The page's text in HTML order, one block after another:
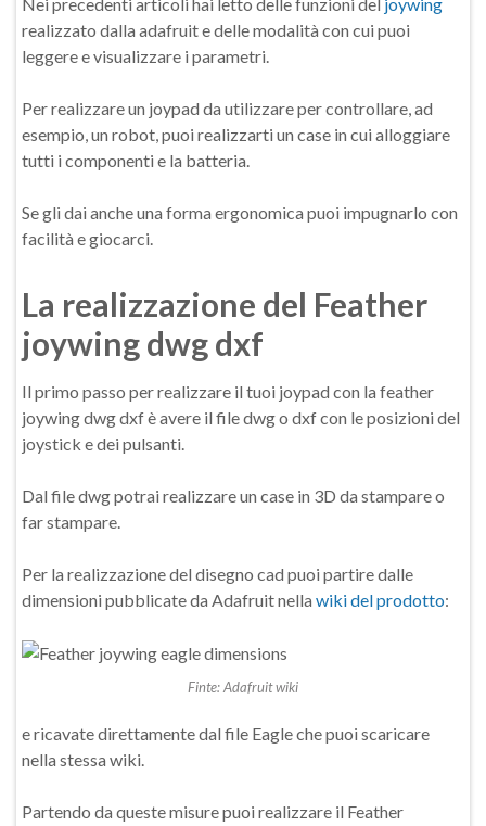
realizzato dalla adafruit e delle modalità con cui puoi
leggere e visualizzare i parametri.
Per realizzare un joypad da utilizzare per controllare, ad
esempio, un robot, puoi realizzarti un case in cui alloggiare
tutti i componenti e la batteria.
Se gli dai anche una forma ergonomica puoi impugnarlo con
facilità e giocarci.
La realizzazione del Feather
joywing dwg dxf
Il primo passo per realizzare il tuoi joypad con la feather
joywing dwg dxf è avere il file dwg o dxf con le posizioni del
joystick e dei pulsanti.
Dal file dwg potrai realizzare un case in 3D da stampare o
far stampare.
Per la realizzazione del disegno cad puoi partire dalle
dimensioni pubblicate da Adafruit nella wiki del prodotto:
Finte: Adafruit wiki
e ricavate direttamente dal file Eagle che puoi scaricare
nella stessa wiki.
Partendo da queste misure puoi realizzare il Feather